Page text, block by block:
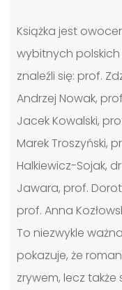
Książka jest
wybitnych
znaleźli się: prof.
Andrzej Nowak,
Jacek Kowalski,
Marek Troszyński,
Halkiewicz-Sojak,
Jawara, prof.
prof. Anna
To niezwykle
pokazuje, że
zrywem, lecz